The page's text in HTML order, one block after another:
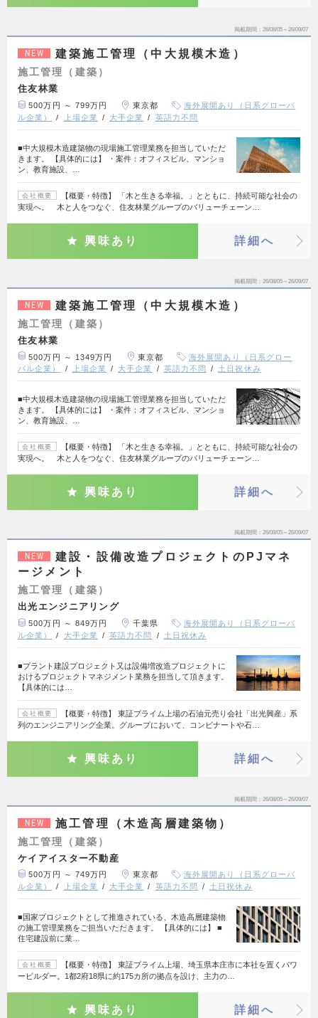
掲載期間 26/08/05～26/09/07
NEW 建築施工管理（中大規模木造）
施工管理（建築）
住友林業
500万円 ～ 799万円 東京都
海外展開あり（日系グローバ
ル企業）
上場企業 大手企業 英語力不問
■中大規模木造建築物の現場施工管理業務を担当していただ
きます。 【具体的には】 ・案件：オフィスビル、マンショ
ン、教育施設、…
会社概要
【概要・特徴】 「木と生きる幸福。」とともに、持続可能な社会の
実現へ。 木と人をつなぐ、住友林業グループのバリューチェーン…
興味あり 詳細へ
掲載期間 26/08/05～26/09/07
NEW 建築施工管理（中大規模木造）
施工管理（建築）
住友林業
500万円 ～ 1349万円 東京都
海外展開あり（日系グロー
バル企業）
上場企業 大手企業 英語力不問 土日祝休み
■中大規模木造建築物の現場施工管理業務を担当していただ
きます。 【具体的には】 ・案件：オフィスビル、マンショ
ン、教育施設、…
会社概要
【概要・特徴】 「木と生きる幸福。」とともに、持続可能な社会の
実現へ。 木と人をつなぐ、住友林業グループのバリューチェーン…
興味あり 詳細へ
掲載期間 26/08/05～26/09/07
NEW
建設・設備改造プロジェクトのPJマネ
ージメント
施工管理（建築）
出光エンジニアリング
500万円 ～ 849万円 千葉県
海外展開あり（日系グローバ
ル企業）
大手企業 英語力不問 土日祝休み
■プラント建設プロジェクト又は設備増改造プロジェクトに
おけるプロジェクトマネジメント業務を担当して頂きます。
【具体的には…
会社概要
【概要・特徴】 東証プライム上場の石油元売り会社「出光興産」系
列のエンジニアリング企業。グループにおいて、コンビナートや石…
興味あり 詳細へ
掲載期間 26/08/05～26/09/07
NEW 施工管理（木造高層建築物）
施工管理（建築）
ケイアイスター不動産
500万円 ～ 749万円 東京都
海外展開あり（日系グローバ
ル企業）
上場企業 大手企業 英語力不問 土日祝休み
■国家プロジェクトとして推進されている、木造高層建築物
の施工管理業務をご担当いただきます。 【具体的には】 ■
住宅建設前に業…
会社概要
【概要・特徴】 東証プライム上場、埼玉県本庄市に本社を置くパワ
ービルダー。1都2府18県に約175カ所の拠点を設け、主力の…
興味あり 詳細へ